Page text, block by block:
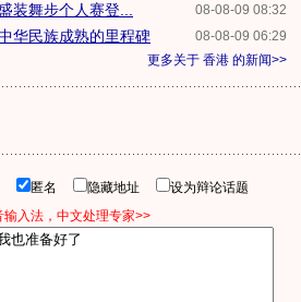
08-08-09 08:32
装舞步个人赛登...
08-08-09 06:29
华民族成熟的里程碑
更多关于 香港 的新闻>>
匿名 隐藏地址
设为辩论话题
输入法，中文处理专家>>